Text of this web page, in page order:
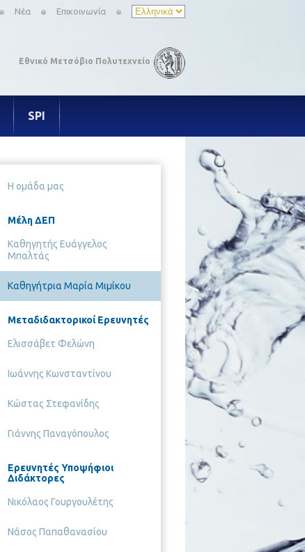
Νέα Επικοινωνία
Εθνικό Μετσόβιο Πολυτεχνείο
SPI
Η ομάδα μας
Μέλη ΔΕΠ
Καθηγητής Ευάγγελος
Μπαλτάς
Καθηγήτρια Μαρία Μιμίκου
Μεταδιδακτορικοί Ερευνητές
Ελισσάβετ Φελώνη
Ιωάννης Κωνσταντίνου
Κώστας Στεφανίδης
Γιάννης Παναγόπουλος
Ερευνητές Υποψήφιοι
Διδάκτορες
Νικόλαος Γουργουλέτης
Νάσος Παπαθανασίου